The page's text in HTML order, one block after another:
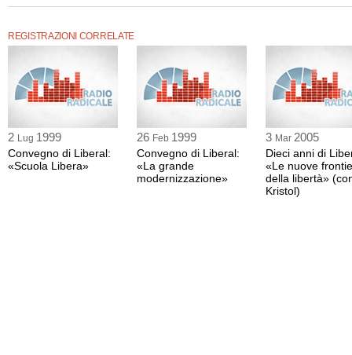
REGISTRAZIONI CORRELATE
2 Lug 1999
Convegno di Liberal:
«Scuola Libera»
26 Feb 1999
Convegno di Liberal:
«La grande
modernizzazione»
3 Mar 2005
Dieci anni di
«Le nuove
della libertà»
Kristol)